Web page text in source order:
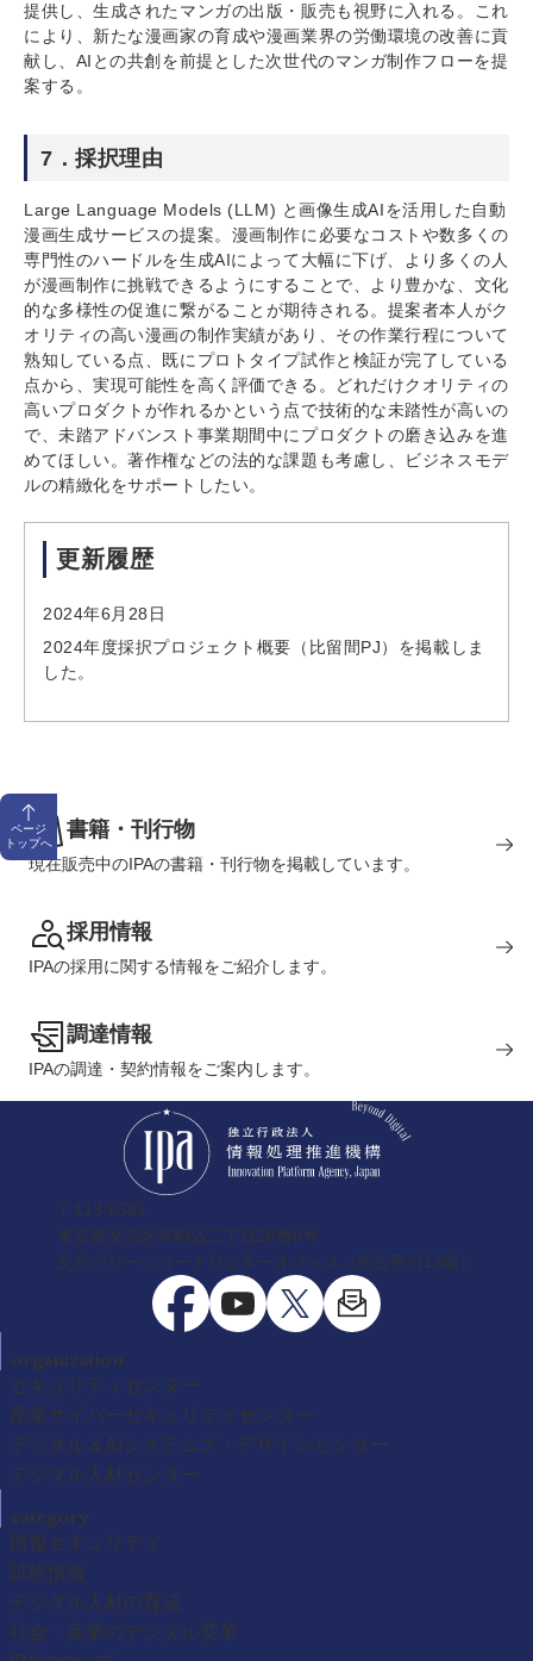
提供し、生成されたマンガの出版・販売も視野に入れる。これ
により、新たな漫画家の育成や漫画業界の労働環境の改善に貢
献し、AIとの共創を前提とした次世代のマンガ制作フローを提
案する。
7．採択理由
Large Language Models (LLM) と画像生成AIを活用した自動
漫画生成サービスの提案。漫画制作に必要なコストや数多くの
専門性のハードルを生成AIによって大幅に下げ、より多くの人
が漫画制作に挑戦できるようにすることで、より豊かな、文化
的な多様性の促進に繋がることが期待される。提案者本人がク
オリティの高い漫画の制作実績があり、その作業行程について
熟知している点、既にプロトタイプ試作と検証が完了している
点から、実現可能性を高く評価できる。どれだけクオリティの
高いプロダクトが作れるかという点で技術的な未踏性が高いの
で、未踏アドバンスト事業期間中にプロダクトの磨き込みを進
めてほしい。著作権などの法的な課題も考慮し、ビジネスモデ
ルの精緻化をサポートしたい。
更新履歴
2024年6月28日
2024年度採択プロジェクト概要（比留間PJ）を掲載しま
した。
ページ
トップへ
書籍・刊行物
現在販売中のIPAの書籍・刊行物を掲載しています。
採用情報
IPAの採用に関する情報をご紹介します。
調達情報
IPAの調達・契約情報をご案内します。
〒113-6591
東京都文京区本駒込二丁目28番8号
文京グリーンコートセンターオフィス（総合受付13階）
organization
セキュリティセンター
産業サイバーセキュリティセンター
デジタル＆AIシステムズ・デザインセンター
デジタル人材センター
category
情報セキュリティ
試験情報
デジタル人材の育成
社会・産業のデジタル変革